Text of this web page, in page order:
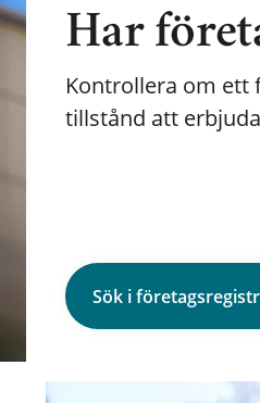
Har
Kontrollera om ett
tillstånd att
Sök i